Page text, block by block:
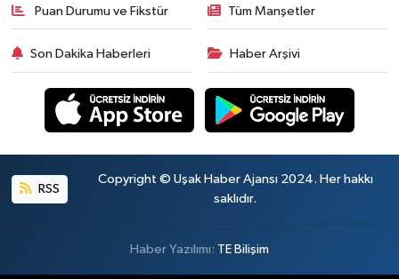
Puan Durumu ve Fikstür Tüm Manşetler
Son Dakika Haberleri Haber Arşivi
RSS
Copyright © Uşak Haber Ajansı 2024. Her hakkı
saklıdır.
Haber Yazılımı: TE Bilişim